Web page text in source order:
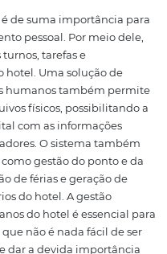
de um hotel
rotina de um meio de
isso, para vender mais
de reservas é
gestão
RH é de suma
pessoal. Por